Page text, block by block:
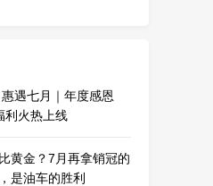
遇七月｜年度感恩
利火热上线
黄金？7月再拿销冠的
是油车的胜利